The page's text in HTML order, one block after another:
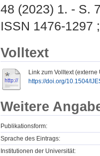
48 (2023) 1. - S.
ISSN 1476-1297
Volltext
Link zum Volltext (externe
https://doi.org/10.1504/
Weitere
Publikationsform:
Sprache des Eintrags:
Institutionen der Universität: